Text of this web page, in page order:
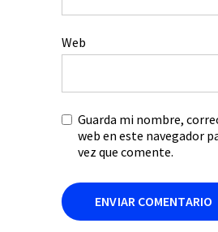
Web
Guarda mi nombre,
web en este navegador
vez que comente.